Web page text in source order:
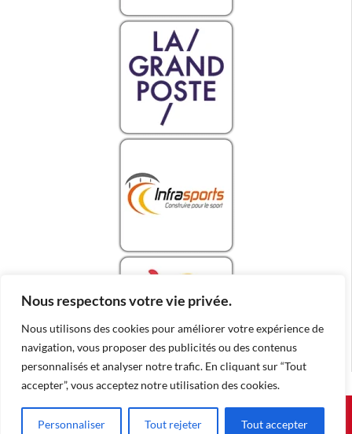
Nous respectons votre vie privée.
Nous utilisons des cookies pour améliorer votre expérience de
navigation, vous proposer des publicités ou des contenus
personnalisés et analyser notre trafic. En cliquant sur “Tout
accepter”, vous acceptez notre utilisation des cookies.
Personnaliser Tout rejeter Tout accepter
© ZATOPEK MAGAZINE | POWERED BY RESIZE THE DAY